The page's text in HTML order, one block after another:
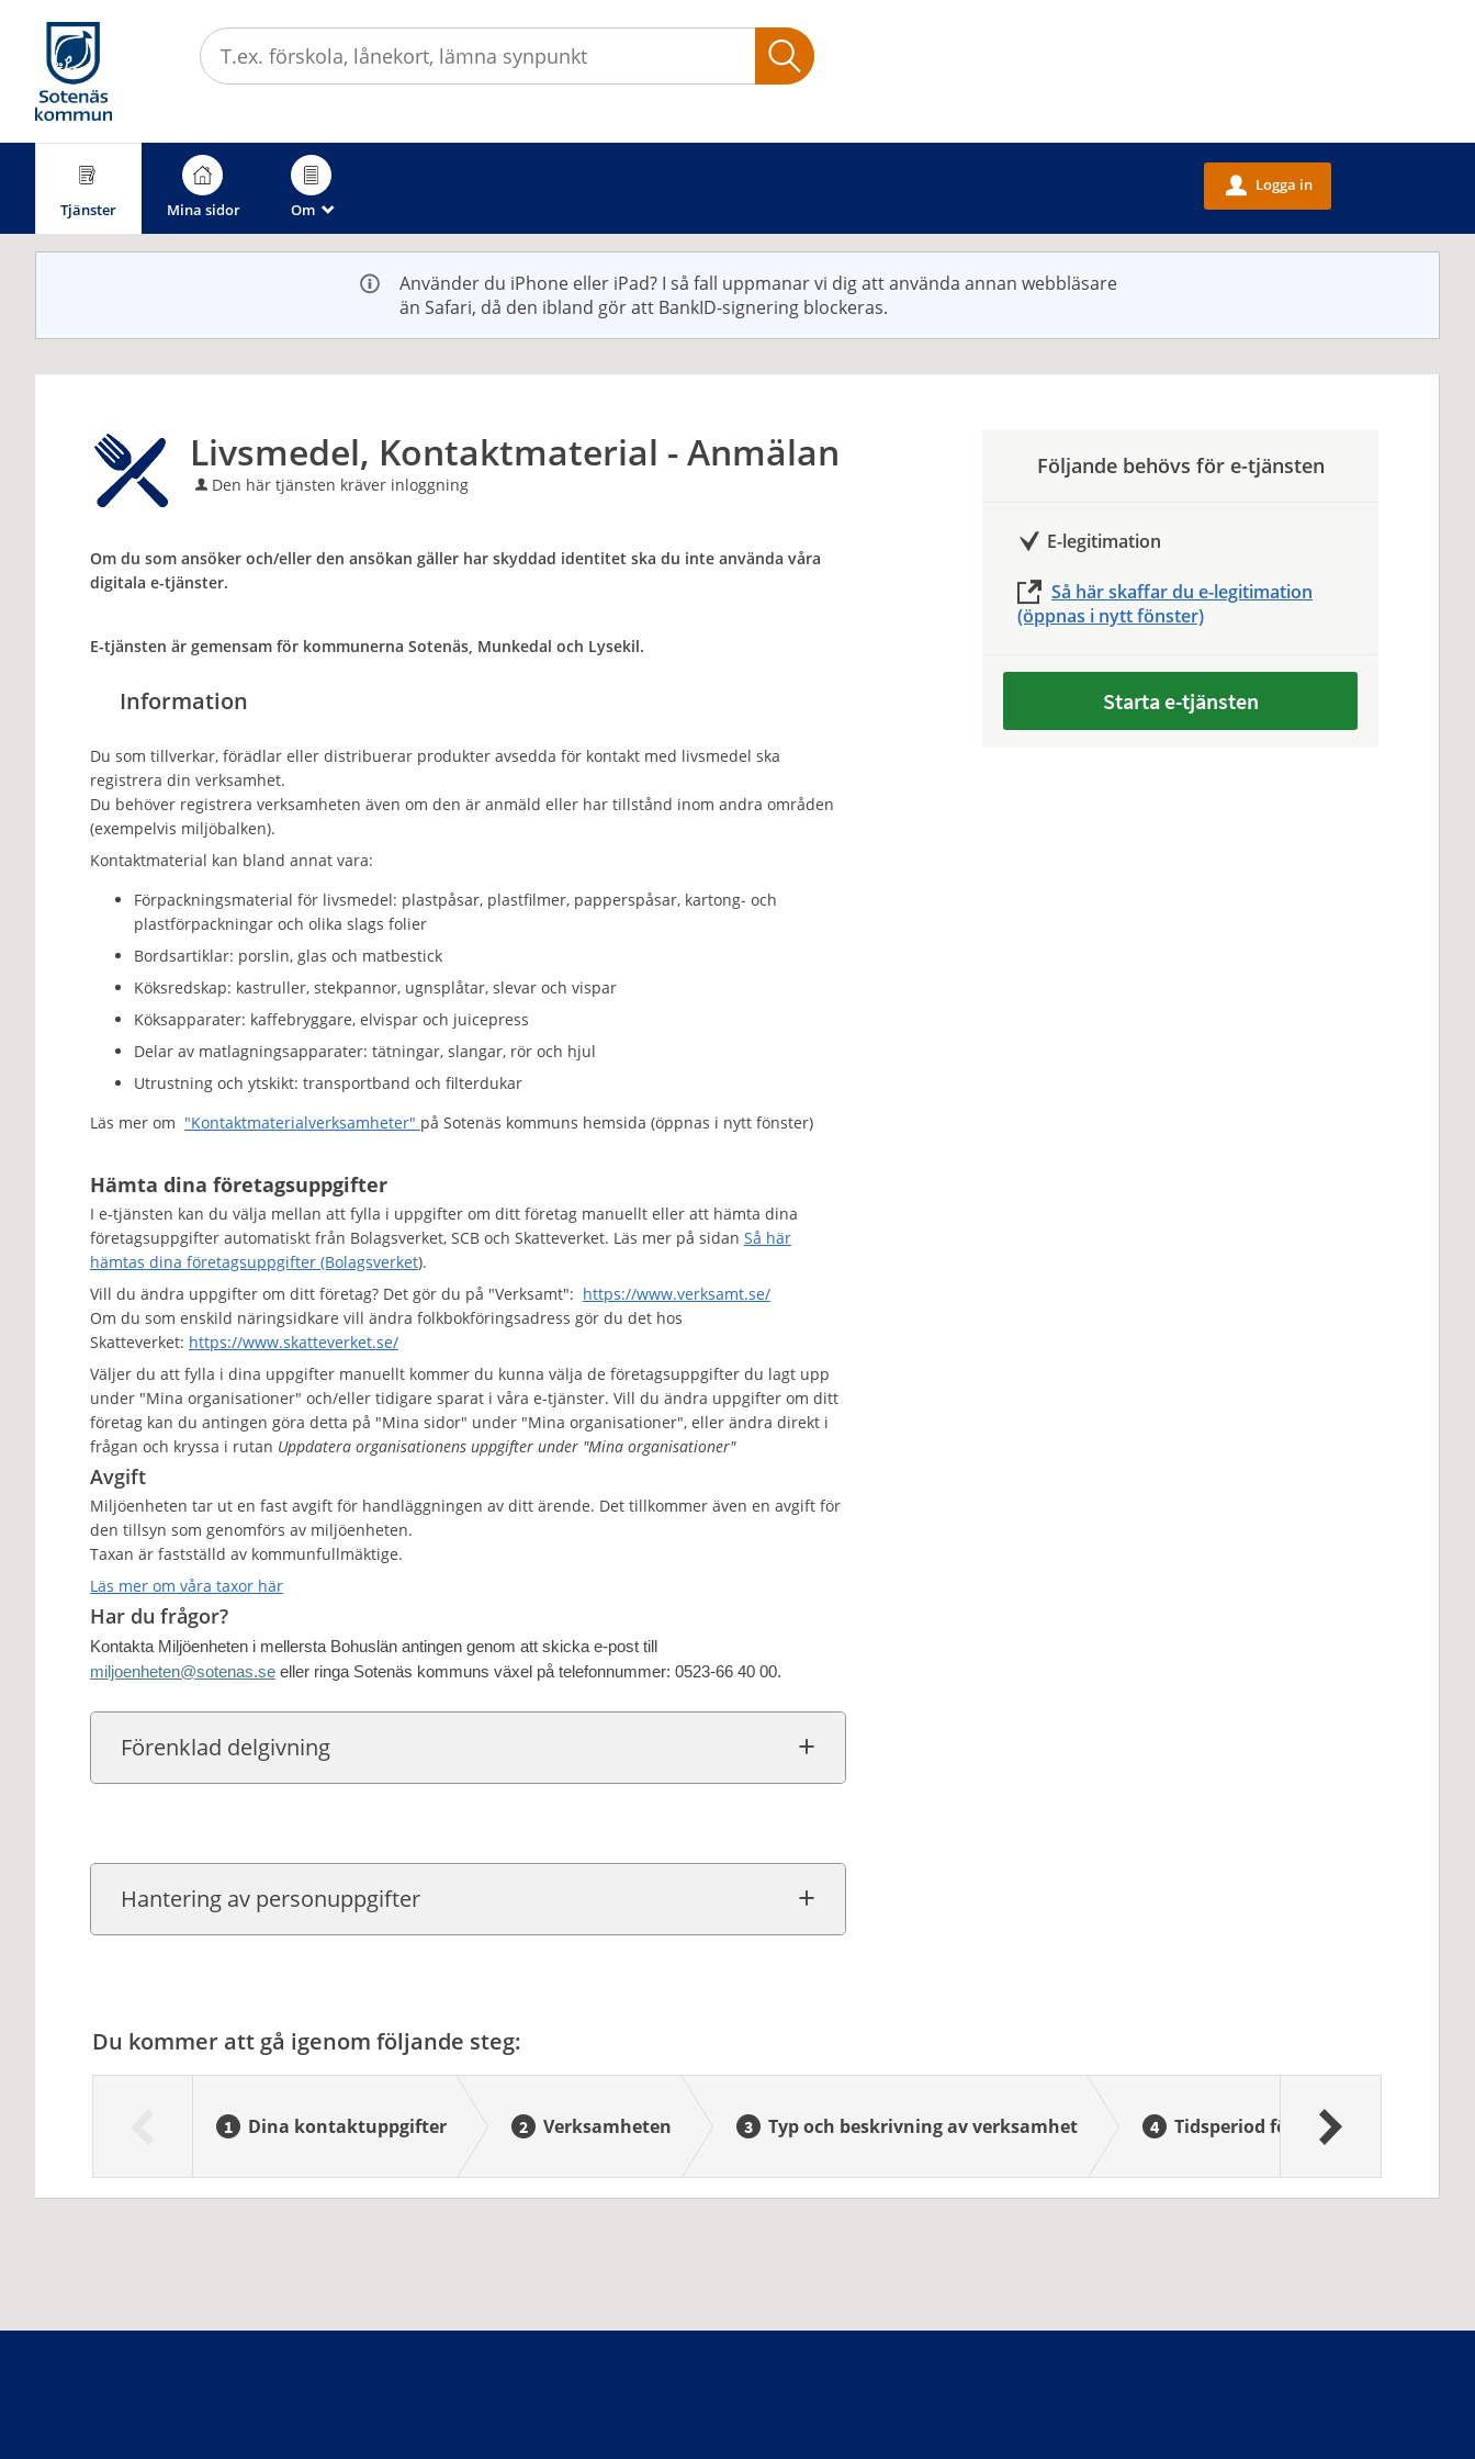
tjänster
-
Sotenäs
kommunTjänster Mina sidor Om _
u Logga in
Använder du iPhone eller iPad? I så fall uppmanar vi dig att använda annan webbläsare
än Safari, då den ibland gör att BankID-signering blockeras.
Livsmedel, Kontaktmaterial - Anmälan
Den här tjänsten kräver inloggning
Om du som ansöker och/eller den ansökan gäller har skyddad identitet ska du inte använda våra
digitala e-tjänster.
E-tjänsten är gemensam för kommunerna Sotenäs, Munkedal och Lysekil.
Information
Du som tillverkar, förädlar eller distribuerar produkter avsedda för kontakt med livsmedel ska
registrera din verksamhet.
Du behöver registrera verksamheten även om den är anmäld eller har tillstånd inom andra områden
(exempelvis miljöbalken).
Kontaktmaterial kan bland annat vara:
Förpackningsmaterial för livsmedel: plastpåsar, plastfilmer, papperspåsar, kartong- och
plastförpackningar och olika slags folier
Bordsartiklar: porslin, glas och matbestick
Köksredskap: kastruller, stekpannor, ugnsplåtar, slevar och vispar
Köksapparater: kaffebryggare, elvispar och juicepress
Delar av matlagningsapparater: tätningar, slangar, rör och hjul
Utrustning och ytskikt: transportband och filterdukar
Läs mer om "Kontaktmaterialverksamheter" på Sotenäs kommuns hemsida (öppnas i nytt fönster)
Hämta dina företagsuppgifter
I e-tjänsten kan du välja mellan att fylla i uppgifter om ditt företag manuellt eller att hämta dina
företagsuppgifter automatiskt från Bolagsverket, SCB och Skatteverket. Läs mer på sidan Så här
hämtas dina företagsuppgifter (Bolagsverket).
Vill du ändra uppgifter om ditt företag? Det gör du på "Verksamt": https://www.verksamt.se/
Om du som enskild näringsidkare vill ändra folkbokföringsadress gör du det hos
Skatteverket: https://www.skatteverket.se/
Väljer du att fylla i dina uppgifter manuellt kommer du kunna välja de företagsuppgifter du lagt upp
under "Mina organisationer" och/eller tidigare sparat i våra e-tjänster. Vill du ändra uppgifter om ditt
företag kan du antingen göra detta på "Mina sidor" under "Mina organisationer", eller ändra direkt i
frågan och kryssa i rutan Uppdatera organisationens uppgifter under "Mina organisationer"
Avgift
Miljöenheten tar ut en fast avgift för handläggningen av ditt ärende. Det tillkommer även en avgift för
den tillsyn som genomförs av miljöenheten.
Taxan är fastställd av kommunfullmäktige.
Läs mer om våra taxor här
Har du frågor?
Kontakta Miljöenheten i mellersta Bohuslän antingen genom att skicka e-post till
miljoenheten@sotenas.seeller ringa Sotenäs kommuns växel på telefonnummer: 0523-66 40 00.
Förenklad delgivning
Hantering av personuppgifter
Följande behövs för e-tjänsten
E-legitimation
Så här skaffar du e-legitimation
(öppnas i nytt fönster)
Starta e-tjänsten
Du kommer att gå igenom följande steg:
Dina kontaktuppgifter Verksamheten Typ och beskrivning av verksamhet Tidsperiod för verksamheten